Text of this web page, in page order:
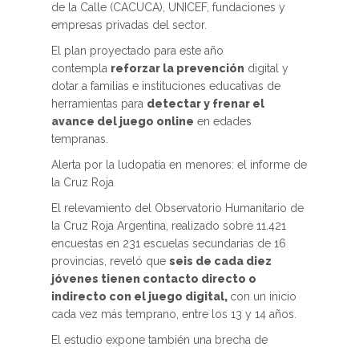
de la Calle (CACUCA), UNICEF, fundaciones y
empresas privadas del sector.
El plan proyectado para este año
contempla reforzar la prevención digital y
dotar a familias e instituciones educativas de
herramientas para detectar y frenar el
avance del juego online en edades
tempranas.
Alerta por la ludopatía en menores: el informe de
la Cruz Roja
El relevamiento del Observatorio Humanitario de
la Cruz Roja Argentina, realizado sobre 11.421
encuestas en 231 escuelas secundarias de 16
provincias, reveló que seis de cada diez
jóvenes tienen contacto directo o
indirecto con el juego digital, con un inicio
cada vez más temprano, entre los 13 y 14 años.
El estudio expone también una brecha de